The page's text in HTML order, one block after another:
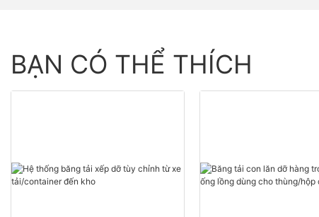
BẠN CÓ THỂ THÍCH